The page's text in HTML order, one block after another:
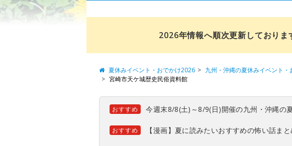
2026年情報へ順次更新しておりま
夏休みイベント・おでかけ2026 九州・沖縄の夏休みイベント・
宮崎市天ケ城歴史民俗資料館
おすすめ 今週末8/8(土)～8/9(日)開催の九州・沖縄の
おすすめ 【漫画】夏に読みたいおすすめの怖い話まと